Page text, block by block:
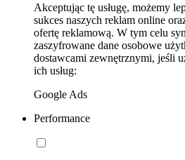
Akceptując tę usługę, możemy
sukces naszych reklam online
ofertę reklamową. W tym celu
zaszyfrowane dane osobowe
dostawcami zewnętrznymi, jeśli
ich usług:
Google Ads
Performance